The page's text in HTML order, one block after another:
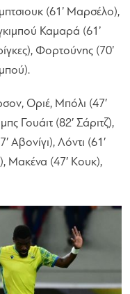
(61’ Μαρσέλο),
Καμαρά (61’
Φορτούνης (70’
Οριέ, Μπόλι (47′
Γουάιτ (82′ Σάριτζ),
Αβονίγι), Λόντι (61′
Μακένα (47′ Κουκ),